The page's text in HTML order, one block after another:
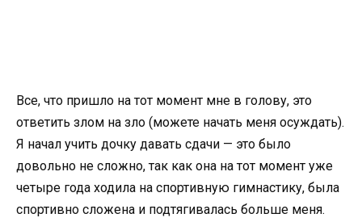
Все, что пришло на тот момент мне в голову, это
ответить злом на зло (можете начать меня осуждать).
Я начал учить дочку давать сдачи — это было
довольно не сложно, так как она на тот момент уже
четыре года ходила на спортивную гимнастику, была
спортивно сложена и подтягивалась больше меня.